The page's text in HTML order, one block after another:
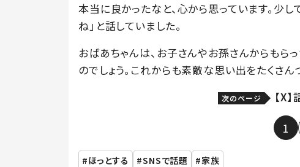
本当に良かったなと、心から思っています。少
ね」と話していました。
おばあちゃんは、お子さんやお孫さんからもら
のでしょう。これからも素敵な思い出をたくさん
次のページ 【X
1
ほっとする SNSで話題 家族